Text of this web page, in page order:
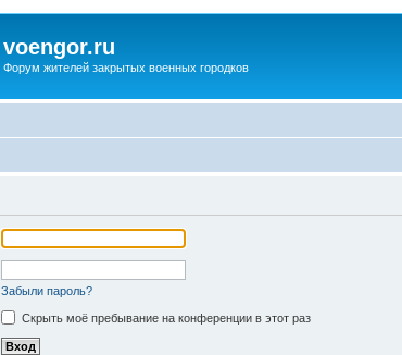
voengor.ru
Форум жителей закрытых военных городков
Забыли пароль?
Скрыть моё пребывание на конференции в этот раз